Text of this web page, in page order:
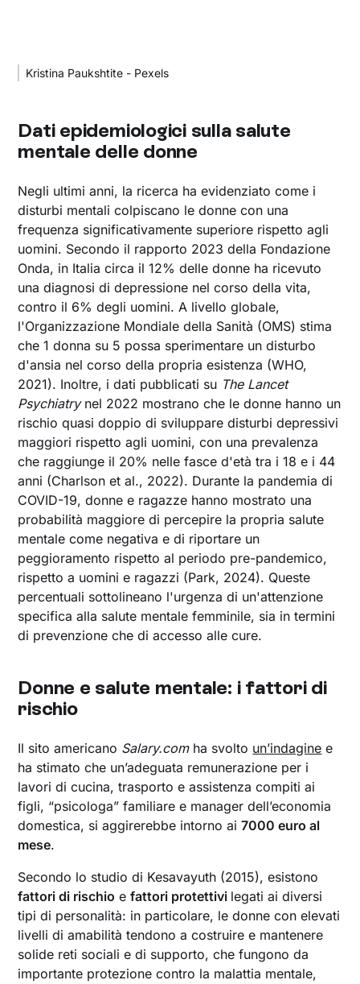
Kristina Paukshtite - Pexels
Dati epidemiologici sulla salute
mentale delle donne
Negli ultimi anni, la ricerca ha evidenziato come i
disturbi mentali colpiscano le donne con una
frequenza significativamente superiore rispetto agli
uomini. Secondo il rapporto 2023 della Fondazione
Onda, in Italia circa il 12% delle donne ha ricevuto
una diagnosi di depressione nel corso della vita,
contro il 6% degli uomini. A livello globale,
l'Organizzazione Mondiale della Sanità (OMS) stima
che 1 donna su 5 possa sperimentare un disturbo
d'ansia nel corso della propria esistenza (WHO,
2021). Inoltre, i dati pubblicati su The Lancet
Psychiatrynel 2022 mostrano che le donne hanno un
rischio quasi doppio di sviluppare disturbi depressivi
maggiori rispetto agli uomini, con una prevalenza
che raggiunge il 20% nelle fasce d'età tra i 18 e i 44
anni (Charlson et al., 2022). Durante la pandemia di
COVID-19, donne e ragazze hanno mostrato una
probabilità maggiore di percepire la propria salute
mentale come negativa e di riportare un
peggioramento rispetto al periodo pre-pandemico,
rispetto a uomini e ragazzi (Park, 2024). Queste
percentuali sottolineano l'urgenza di un'attenzione
specifica alla salute mentale femminile, sia in termini
di prevenzione che di accesso alle cure.
Donne e salute mentale: i fattori di
rischio
Il sito americano Salary.comha svolto un’indagine e
ha stimato che un’adeguata remunerazione per i
lavori di cucina, trasporto e assistenza compiti ai
figli, “psicologa” familiare e manager dell’economia
domestica, si aggirerebbe intorno ai7000 euro al
mese.
Secondo lo studio di Kesavayuth (2015), esistono
fattori di rischio efattori protettivi legati ai diversi
tipi di personalità: in particolare, le donne con elevati
livelli di amabilità tendono a costruire e mantenere
solide reti sociali e di supporto, che fungono da
importante protezione contro la malattia mentale,